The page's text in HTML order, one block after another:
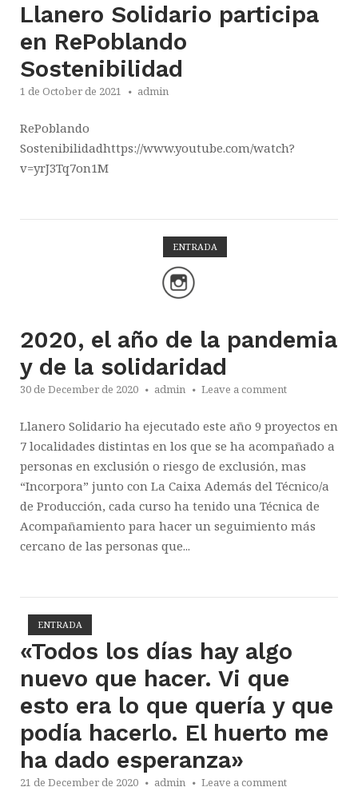
Llanero Solidario participa
en RePoblando
Sostenibilidad
1 de October de 2021 admin
RePoblando
Sostenibilidadhttps://www.youtube.com/watch?
v=yrJ3Tq7on1M
ENTRADA
Open post
2020, el año de la pandemia
y de la solidaridad
30 de December de 2020 admin Leave a comment
Llanero Solidario ha ejecutado este año 9 proyectos en
7 localidades distintas en los que se ha acompañado a
personas en exclusión o riesgo de exclusión, mas
“Incorpora” junto con La Caixa Además del Técnico/a
de Producción, cada curso ha tenido una Técnica de
Acompañamiento para hacer un seguimiento más
cercano de las personas que...
ENTRADA
«Todos los días hay algo
nuevo que hacer. Vi que
esto era lo que quería y que
podía hacerlo. El huerto me
ha dado esperanza»
21 de December de 2020 admin Leave a comment